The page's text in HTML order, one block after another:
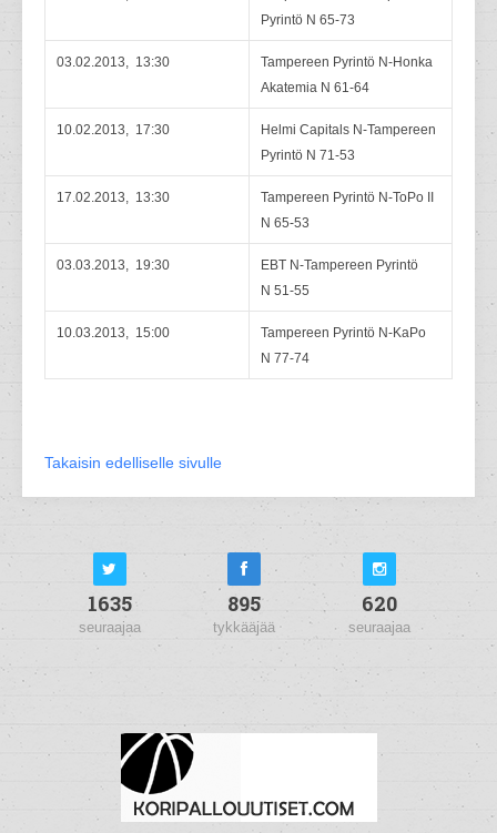
Pyrintö N 65-73
03.02.2013, 13:30
Tampereen Pyrintö N-Honka
Akatemia N 61-64
10.02.2013, 17:30
Helmi Capitals N-Tampereen
Pyrintö N 71-53
17.02.2013, 13:30
Tampereen Pyrintö N-ToPo II
N 65-53
03.03.2013, 19:30
EBT N-Tampereen Pyrintö
N 51-55
10.03.2013, 15:00
Tampereen Pyrintö N-KaPo
N 77-74
Takaisin edelliselle sivulle
1635
seuraajaa
895
tykkääjää
620
seuraajaa